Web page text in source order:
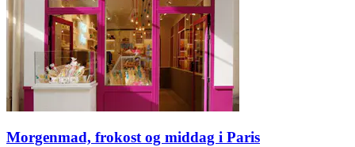
Morgenmad, frokost og middag i Paris